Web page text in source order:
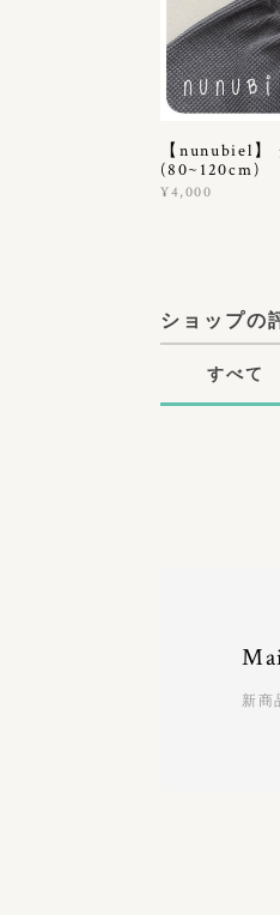
【nunubiel
(80~120cm)
¥4,000
ショップの
すべて
新商